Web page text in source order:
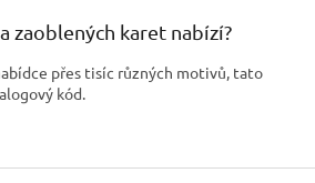
zaoblených karet nabízí?
přes tisíc různých motivů, tato
kód.